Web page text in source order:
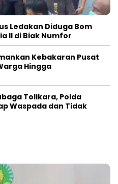
Ledakan Diduga Bom
II di Biak Numfor
Kebakaran Pusat
Hingga
Tolikara, Polda
Waspada dan Tidak